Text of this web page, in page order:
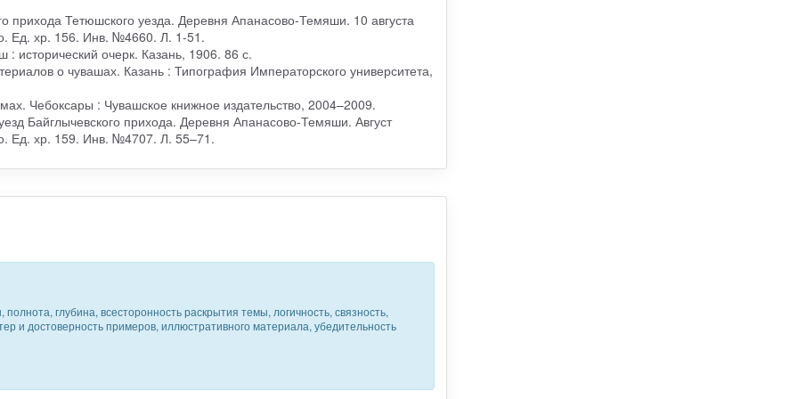
прихода Тетюшского уезда. Деревня Апанасово-Темяши. 10 августа
Ед. хр. 156. Инв. №4660. Л. 1-51.
исторический очерк. Казань, 1906. 86 с.
о чувашах. Казань : Типография Императорского университета,
Чебоксары : Чувашское книжное издательство, 2004–2009.
Байглычевского прихода. Деревня Апанасово-Темяши. Август
Ед. хр. 159. Инв. №4707. Л. 55–71.
глубина, всесторонность раскрытия темы, логичность, связность,
и достоверность примеров, иллюстративного материала, убедительность